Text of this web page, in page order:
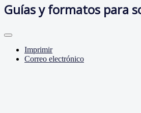
Guías y formatos para
Imprimir
Correo electrónico